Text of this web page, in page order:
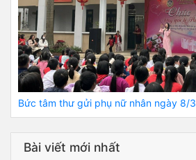
Bức tâm thư gửi phụ nữ nhân ngày 8/3
Bài viết mới nhất